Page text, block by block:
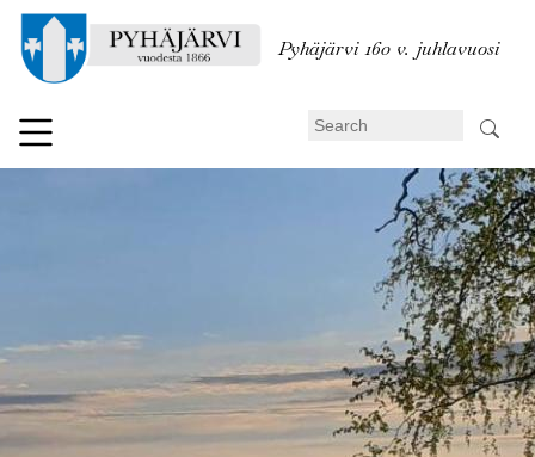
toPyhäjärvi 160 v. juhlavuosi
Search